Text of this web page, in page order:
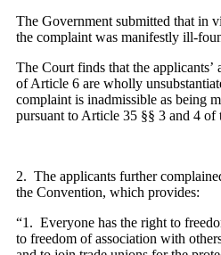
The Government submitted that in
the complaint was manifestly ill-
The Court finds that the applicants’
of Article 6 are wholly
complaint is inadmissible as being
pursuant to Article 35 §§ 3 and 4 of
2. The applicants further
the Convention, which provides:
“1. Everyone has the right to
to freedom of association with